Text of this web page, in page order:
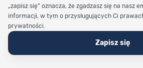
„zapisz się” oznacza, że zgadzasz się na nasz
informacji, w tym o przysługujących Ci
prywatności.
Zapisz się